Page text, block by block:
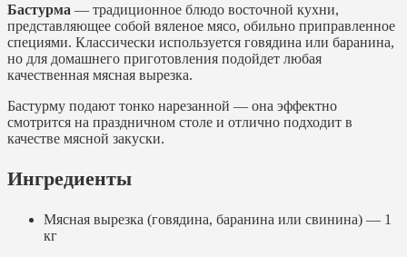
Бастурма — традиционное блюдо восточной кухни,
представляющее собой вяленое мясо, обильно приправленное
специями. Классически используется говядина или баранина,
но для домашнего приготовления подойдет любая
качественная мясная вырезка.
Бастурму подают тонко нарезанной — она эффектно
смотрится на праздничном столе и отлично подходит в
качестве мясной закуски.
Ингредиенты
Мясная вырезка (говядина, баранина или свинина) — 1
кг